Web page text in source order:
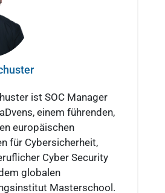
ist SOC Manager
einem führenden,
europäischen
für Cybersicherheit,
Cyber Security
globalen
Masterschool.